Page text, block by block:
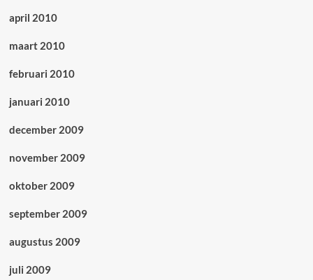
april 2010
maart 2010
februari 2010
januari 2010
december 2009
november 2009
oktober 2009
september 2009
augustus 2009
juli 2009